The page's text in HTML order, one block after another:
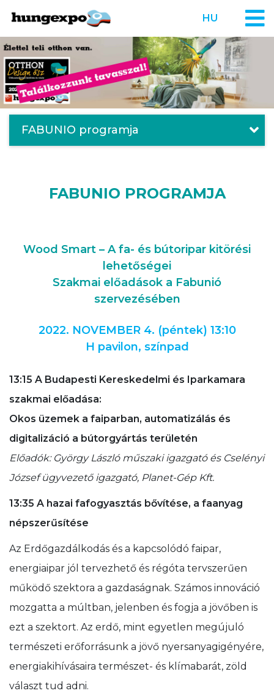
HU
FABUNIO programja
FABUNIO PROGRAMJA
Wood Smart – A fa- és bútoripar kitörési
lehetőségei
Szakmai előadások a Fabunió
szervezésében
2022. NOVEMBER 4. (péntek) 13:10
H pavilon, színpad
13:15 A Budapesti Kereskedelmi és Iparkamara
szakmai előadása:
Okos üzemek a faiparban, automatizálás és
digitalizáció a bútorgyártás területén
Előadók: György László műszaki igazgató és Cselényi
József ügyvezető igazgató, Planet-Gép Kft.
13:35 A hazai fafogyasztás bővítése, a faanyag
népszerűsítése
Az Erdőgazdálkodás és a kapcsolódó faipar,
energiaipar jól tervezhető és régóta tervszerűen
működő szektora a gazdaságnak. Számos innováció
mozgatta a múltban, jelenben és fogja a jövőben is
ezt a szektort. Az erdő, mint egyetlen megújuló
természeti erőforrásunk a jövő nyersanyagigényére,
energiakihívásaira természet- és klímabarát, zöld
választ tud adni.